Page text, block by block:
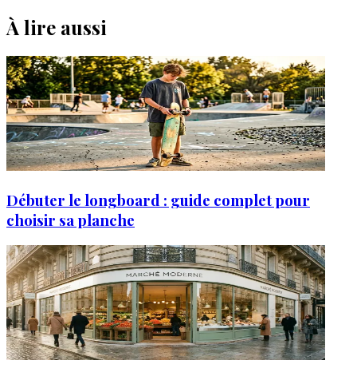
À lire aussi
Débuter le longboard : guide complet pour
choisir sa planche